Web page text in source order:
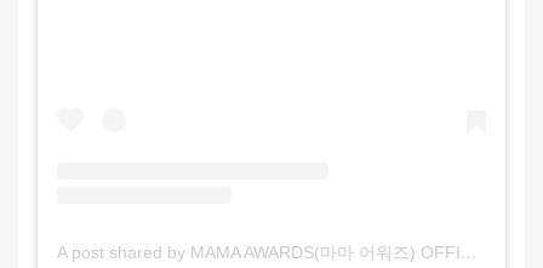
A post shared by MAMA AWARDS(마마 어워즈) OFFICIAL (@mnet_mama)